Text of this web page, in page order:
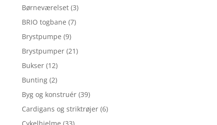
Børneværelset (3)
BRIO togbane (7)
Brystpumpe (9)
Brystpumper (21)
Bukser (12)
Bunting (2)
Byg og konstruér (39)
Cardigans og striktrøjer (6)